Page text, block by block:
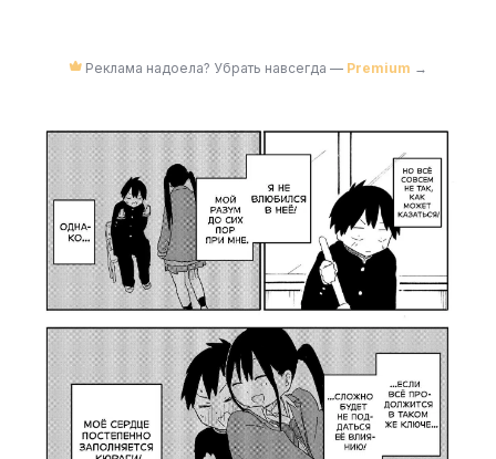
Реклама надоела? Убрать навсегда — Premium →